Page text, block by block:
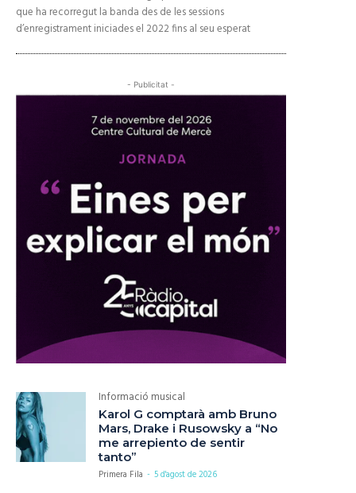
que ha recorregut la banda des de les sessions
d’enregistrament iniciades el 2022 fins al seu esperat
- Publicitat -
Informació musical
Karol G comptarà amb Bruno
Mars, Drake i Rusowsky a “No
me arrepiento de sentir
tanto”
Primera Fila - 5 d'agost de 2026